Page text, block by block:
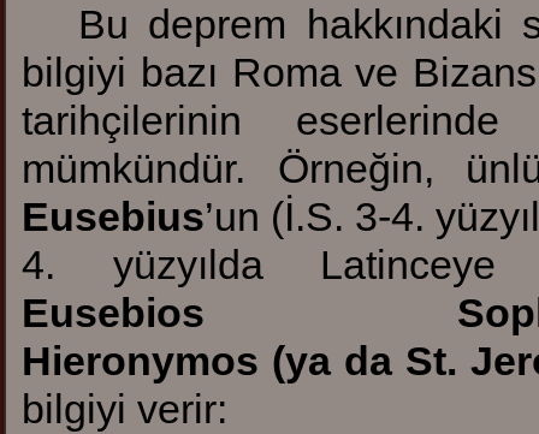
Bu deprem hakkındaki
bilgiyi bazı Roma ve
tarihçilerinin eserlerinde
mümkündür. Örneğin,
Eusebius’un (İ.S. 3-4.
4. yüzyılda Latinceye
Eusebios
Hieronymos (ya da St.
bilgiyi verir: